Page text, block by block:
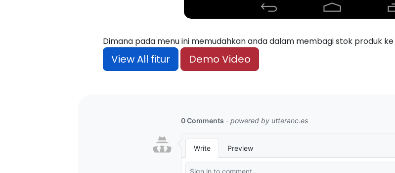
Dimana pada menu ini memudahkan anda dalam membagi stok produk
View All fitur Demo Video